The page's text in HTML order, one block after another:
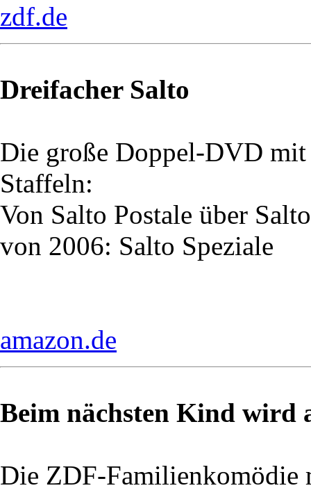
zdf.de
Dreifacher Salto
Die große Doppel-DVD mit
Staffeln:
Von Salto Postale über
von 2006: Salto Speziale
amazon.de
Beim nächsten Kind wird
Die ZDF-Familienkomödie